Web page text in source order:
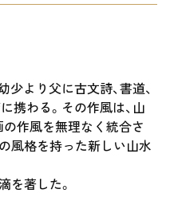
より父に古文詩、書道、
携わる。その作風は、山
作風を無理なく統合さ
風格を持った新しい山水
を著した。